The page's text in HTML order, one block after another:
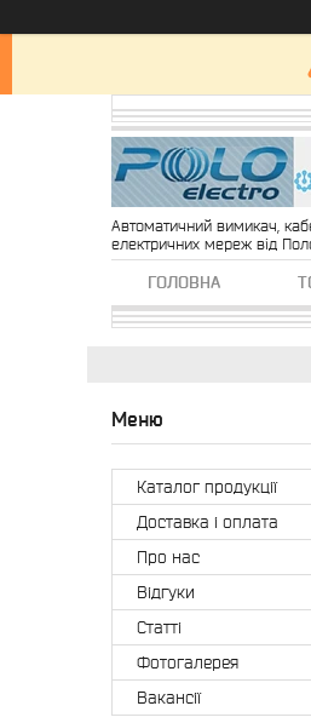
Автоматичний вимикач,
електричних мереж від
ГОЛОВНА
Каталог продукції
Доставка і оплата
Про нас
Відгуки
Статті
Фотогалерея
Вакансії